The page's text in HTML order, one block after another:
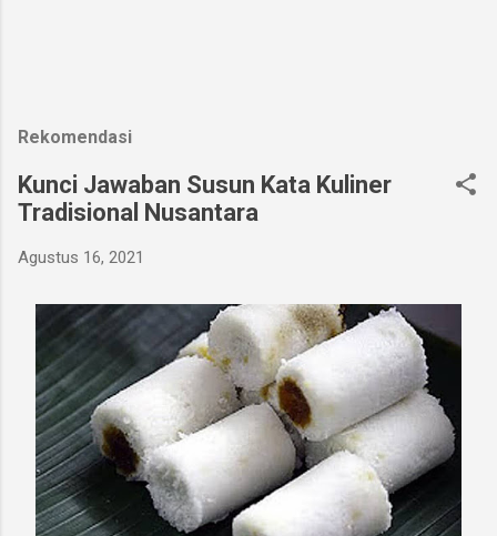
Rekomendasi
Kunci Jawaban Susun Kata Kuliner
Tradisional Nusantara
Agustus 16, 2021